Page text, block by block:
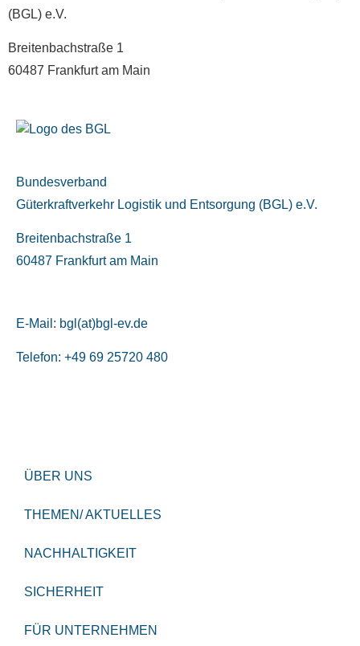
(BGL) e.V.
Breitenbachstraße 1
60487 Frankfurt am Main
Bundesverband
Güterkraftverkehr Logistik und Entsorgung (BGL) e.V.
Breitenbachstraße 1
60487 Frankfurt am Main
E-Mail: bgl(at)bgl-ev.de
Telefon: +49 69 25720 480
ÜBER UNS
THEMEN/ AKTUELLES
NACHHALTIGKEIT
SICHERHEIT
FÜR UNTERNEHMEN